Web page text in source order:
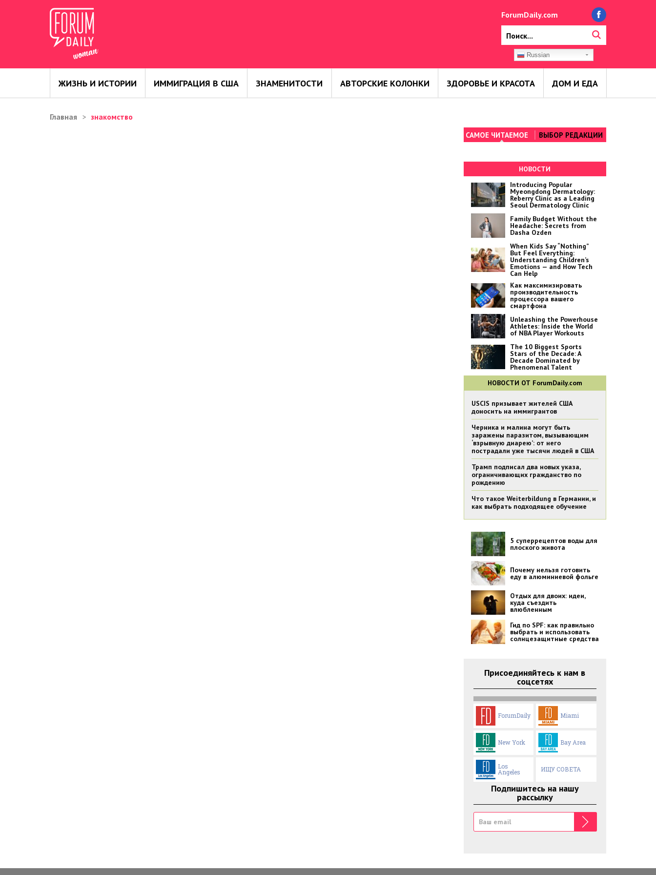
ForumDaily.com
Russian
ЖИЗНЬ И ИСТОРИИ ИММИГРАЦИЯ В США ЗНАМЕНИТОСТИ АВТОРСКИЕ КОЛОНКИ ЗДОРОВЬЕ И КРАСОТА ДОМ И ЕДА
Главная знакомство
САМОЕ ЧИТАЕМОЕ ВЫБОР РЕДАКЦИИ
НОВОСТИ
Introducing Popular
Myeongdong Dermatology:
Reberry Clinic as a Leading
Seoul Dermatology Clinic
Family Budget Without the
Headache: Secrets from
Dasha Ozden
When Kids Say “Nothing”
But Feel Everything:
Understanding Children’s
Emotions — and How Tech
Can Help
Как максимизировать
производительность
процессора вашего
смартфона
Unleashing the Powerhouse
Athletes: Inside the World
of NBA Player Workouts
The 10 Biggest Sports
Stars of the Decade: A
Decade Dominated by
Phenomenal Talent
НОВОСТИ ОТ ForumDaily.com
USCIS призывает жителей США
доносить на иммигрантов
Черника и малина могут быть
заражены паразитом, вызывающим
‘взрывную диарею’: от него
пострадали уже тысячи людей в США
Трамп подписал два новых указа,
ограничивающих гражданство по
рождению
Что такое Weiterbildung в Германии, и
как выбрать подходящее обучение
5 суперрецептов воды для
плоского живота
Почему нельзя готовить
еду в алюминиевой фольге
Отдых для двоих: идеи,
куда съездить
влюбленным
Гид по SPF: как правильно
выбрать и использовать
солнцезащитные средства
Присоединяйтесь к нам в
соцсетях
ForumDaily Miami
New York Bay Area
Los
Angeles ИЩУ СОВЕТА
Подпишитесь на нашу
рассылку